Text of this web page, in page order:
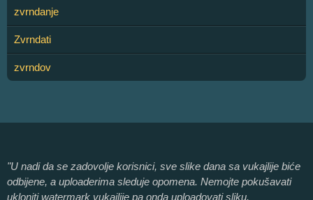
zvrndanje
Zvrndati
zvrndov
"U nadi da se zadovolje korisnici, sve slike dana sa vukajlije biće
odbijene, a uploaderima sleduje opomena. Nemojte pokušavati
ukloniti watermark vukajlije pa onda uploadovati sliku.